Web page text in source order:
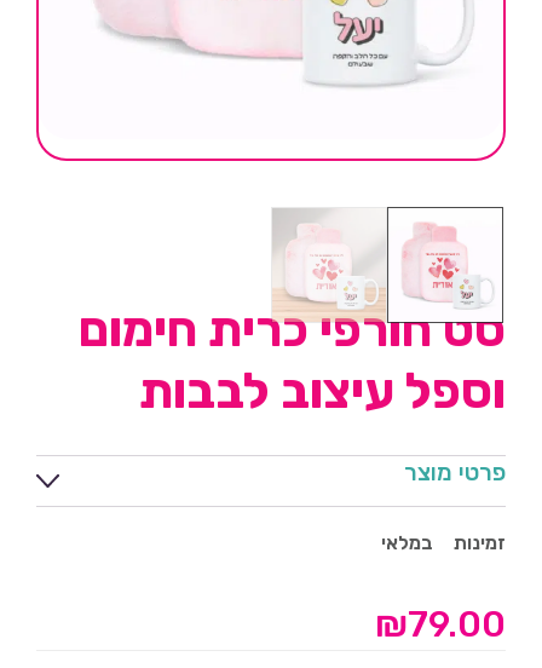
סט חורפי כרית חימום
וספל עיצוב לבבות
פרטי מוצר
זמינות במלאי
₪79.00